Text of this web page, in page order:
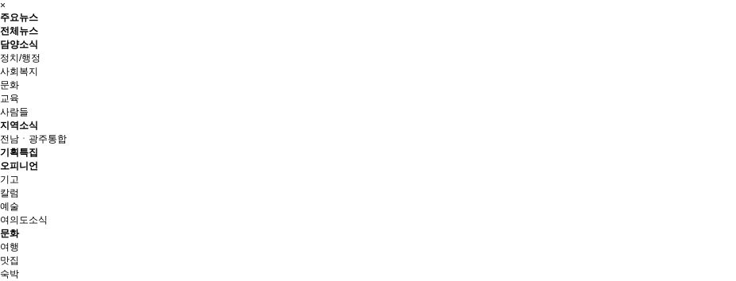
×
주요뉴스
전체뉴스
담양소식
정치/행정
사회복지
문화
교육
사람들
지역소식
전남ㆍ광주통합
기획특집
오피니언
기고
칼럼
예술
여의도소식
문화
여행
맛집
숙박